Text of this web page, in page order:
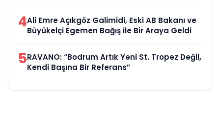
4Ali Emre Açıkgöz Galimidi, Eski AB Bakanı ve
Büyükelçi Egemen Bağış ile Bir Araya Geldi
5RAVANO: “Bodrum Artık Yeni St. Tropez Değil,
Kendi Başına Bir Referans”